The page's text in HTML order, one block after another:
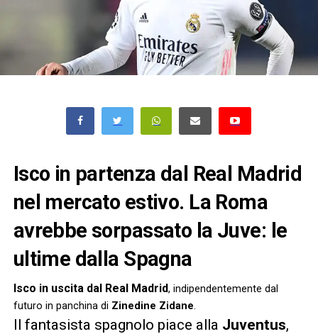
Isco in partenza dal Real Madrid
nel mercato estivo. La Roma
avrebbe sorpassato la Juve: le
ultime dalla Spagna
Isco in uscita dal Real Madrid, indipendentemente dal
futuro in panchina di Zinedine Zidane.
Il fantasista spagnolo piace alla Juventus,